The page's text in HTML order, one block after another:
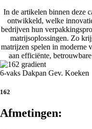
In de artikelen binnen deze
ontwikkeld, welke
bedrijven hun
matrijsoplossingen. Zo
matrijzen spelen in moderne
aan efficiënte,
6-vaks Dakpan Gev. Koeken
162
Afmetingen: